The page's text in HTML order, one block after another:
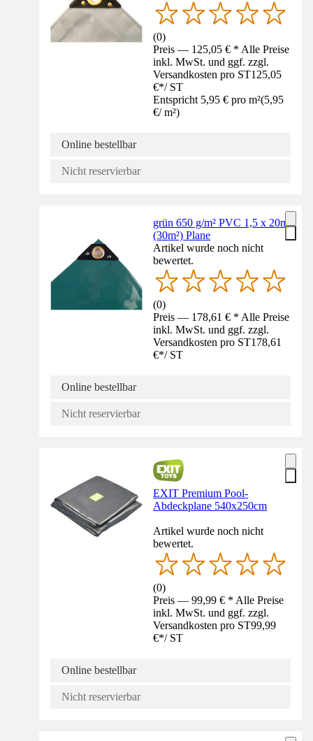
(0)
Preis — 125,05 € * Alle Preise
inkl. MwSt. und ggf. zzgl.
Versandkosten pro ST125,05
€*/ ST
Entspricht 5,95 € pro m²(5,95
€/ m²)
Online bestellbar
Nicht reservierbar
grün 650 g/m² PVC 1,5 x 20m
(30m²) Plane
Artikel wurde noch nicht
bewertet.
(0)
Preis — 178,61 € * Alle Preise
inkl. MwSt. und ggf. zzgl.
Versandkosten pro ST178,61
€*/ ST
Online bestellbar
Nicht reservierbar
EXIT Premium Pool-
Abdeckplane 540x250cm
Artikel wurde noch nicht
bewertet.
(0)
Preis — 99,99 € * Alle Preise
inkl. MwSt. und ggf. zzgl.
Versandkosten pro ST99,99
€*/ ST
Online bestellbar
Nicht reservierbar